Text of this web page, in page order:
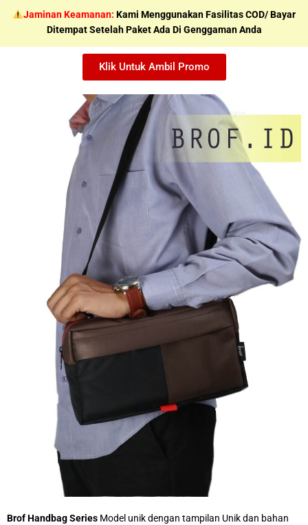
Jaminan Keamanan: Kami Menggunakan Fasilitas COD/ Bayar
Ditempat Setelah Paket Ada Di Genggaman Anda
Klik Untuk Ambil Promo
Brof Handbag Series Model unik dengan tampilan Unik dan bahan